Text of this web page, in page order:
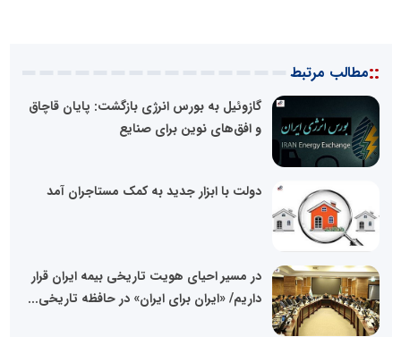
::مطالب مرتبط
گازوئیل به بورس انرژی بازگشت: پایان قاچاق
و افق‌های نوین برای صنایع
دولت با ابزار جدید به کمک مستاجران آمد
در مسیر احیای هویت تاریخی بیمه ایران قرار
داریم/ «ایران برای ایران» در حافظه تاریخی...